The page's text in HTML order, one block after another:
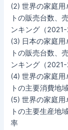
(2) 世界の家庭
トの販売台数、
ンキング（
(3) 日本の家庭
トの販売台数、
ンキング（
(4) 世界の家庭
トの主要消費地
(5) 世界の家庭
トの主要生産地
率